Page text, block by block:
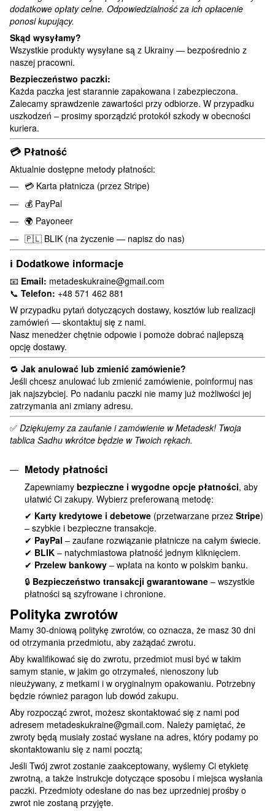
dodatkowe opłaty celne. Odpowiedzialność za ich opłacenie
ponosi kupujący.
Skąd wysyłamy?
Wszystkie produkty wysyłane są z Ukrainy — bezpośrednio z
naszej pracowni.
Bezpieczeństwo paczki:
Każda paczka jest starannie zapakowana i zabezpieczona.
Zalecamy sprawdzenie zawartości przy odbiorze. W przypadku
uszkodzeń – prosimy sporządzić protokół szkody w obecności
kuriera.
💳 Płatność
Aktualnie dostępne metody płatności:
💳 Karta płatnicza (przez Stripe)
💰 PayPal
🌍 Payoneer
🇵🇱 BLIK (na życzenie — napisz do nas)
ℹ️ Dodatkowe informacje
📧 Email: metadeskukraine@gmail.com
📞 Telefon: +48 571 462 881
W przypadku pytań dotyczących dostawy, kosztów lub realizacji
zamówień — skontaktuj się z nami.
Nasz menedżer chętnie odpowie i pomoże dobrać najlepszą
opcję dostawy.
🔁 Jak anulować lub zmienić zamówienie?
Jeśli chcesz anulować lub zmienić zamówienie, poinformuj nas
jak najszybciej. Po nadaniu paczki nie mamy już możliwości jej
zatrzymania ani zmiany adresu.
✅ Dziękujemy za zaufanie i zamówienie w Metadesk! Twoja
tablica Sadhu wkrótce będzie w Twoich rękach.
Metody płatności
Zapewniamy bezpieczne i wygodne opcje płatności, aby
ułatwić Ci zakupy. Wybierz preferowaną metodę:
✔ Karty kredytowe i debetowe (przetwarzane przez Stripe)
– szybkie i bezpieczne transakcje.
✔ PayPal – zaufane rozwiązanie płatnicze na całym świecie.
✔ BLIK – natychmiastowa płatność jednym kliknięciem.
✔ Przelew bankowy – wpłata na konto w polskim banku.
🔒 Bezpieczeństwo transakcji gwarantowane – wszystkie
płatności są szyfrowane i chronione.
Polityka zwrotów
Mamy 30-dniową politykę zwrotów, co oznacza, że masz 30 dni
od otrzymania przedmiotu, aby zażądać zwrotu.
Aby kwalifikować się do zwrotu, przedmiot musi być w takim
samym stanie, w jakim go otrzymałeś, nienoszony lub
nieużywany, z metkami i w oryginalnym opakowaniu. Potrzebny
będzie również paragon lub dowód zakupu.
Aby rozpocząć zwrot, możesz skontaktować się z nami pod
adresem metadeskukraine@gmail.com. Należy pamiętać, że
zwroty będą musiały zostać wysłane na adres, który podamy po
skontaktowaniu się z nami pocztą;
Jeśli Twój zwrot zostanie zaakceptowany, wyślemy Ci etykietę
zwrotną, a także instrukcje dotyczące sposobu i miejsca wysłania
paczki. Przedmioty odesłane do nas bez uprzedniej prośby o
zwrot nie zostaną przyjęte.